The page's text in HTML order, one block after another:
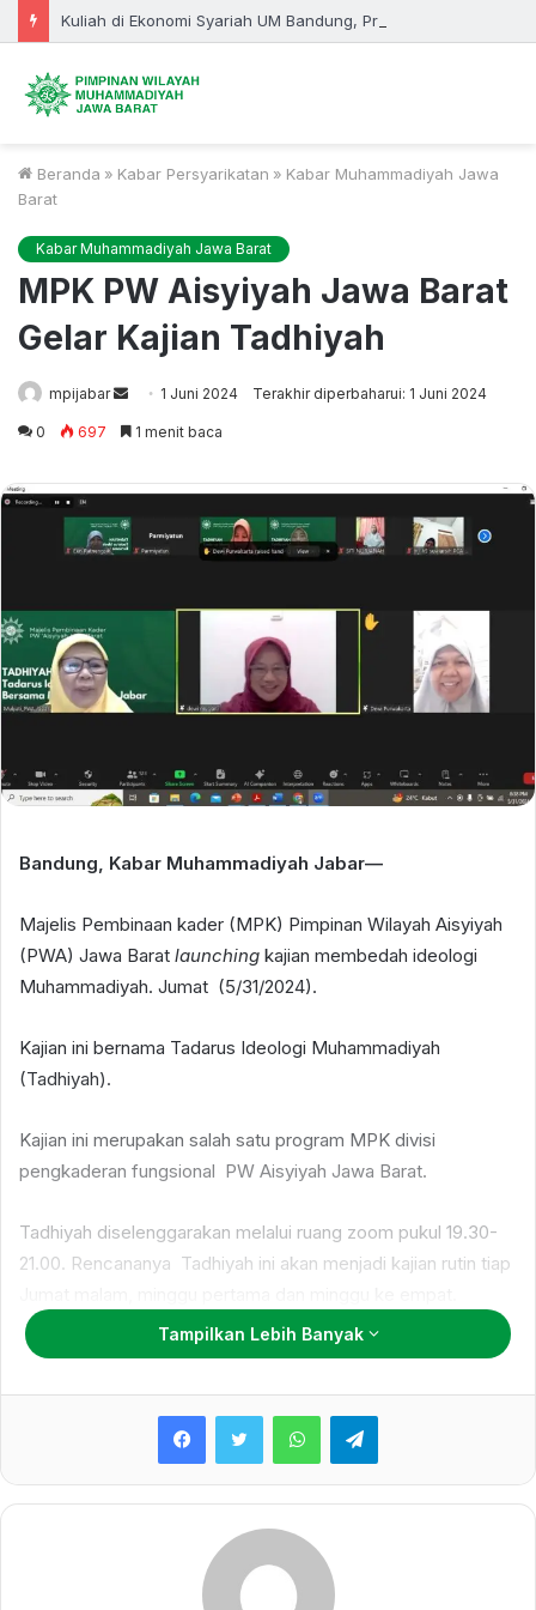
Beranda » Kabar Persyarikatan » Kabar Muhammadiyah Jawa
Barat
Kabar Muhammadiyah Jawa Barat
MPK PW Aisyiyah Jawa Barat
Gelar Kajian Tadhiyah
mpijabar
Send
an
1 Juni 2024 Terakhir diperbaharui: 1 Juni 2024
0 697 1 menit baca
Bandung, Kabar Muhammadiyah Jabar—
Majelis Pembinaan kader (MPK) Pimpinan Wilayah Aisyiyah
(PWA) Jawa Barat launching kajian membedah ideologi
Muhammadiyah. Jumat (5/31/2024).
Kajian ini bernama Tadarus Ideologi Muhammadiyah
(Tadhiyah).
Kajian ini merupakan salah satu program MPK divisi
pengkaderan fungsional PW Aisyiyah Jawa Barat.
Tadhiyah diselenggarakan melalui ruang zoom pukul 19.30-
21.00. Rencananya Tadhiyah ini akan menjadi kajian rutin tiap
Materi Tadhiyah yang akan dibahas meliputi 7 Karakter
beribadah, akhlak karimah, berpikir tajdid, berpikir
wasatiyyah, amaliyah sholihah dan sikap inklusif.
Hadir sebagai pemateri di pertemuan pertama Mulyati wakil
ketua yang membidangi Majelis Pembinaan kader. Bertindak
sebagai moderator Dewi Mulyani ketua MPK PWA Jabar.
Tadhiyah kali ini diikuti oleh 131 peserta Aisyiah se-Jawa
Tampilkan Lebih Banyak
WhatsAppTelegram